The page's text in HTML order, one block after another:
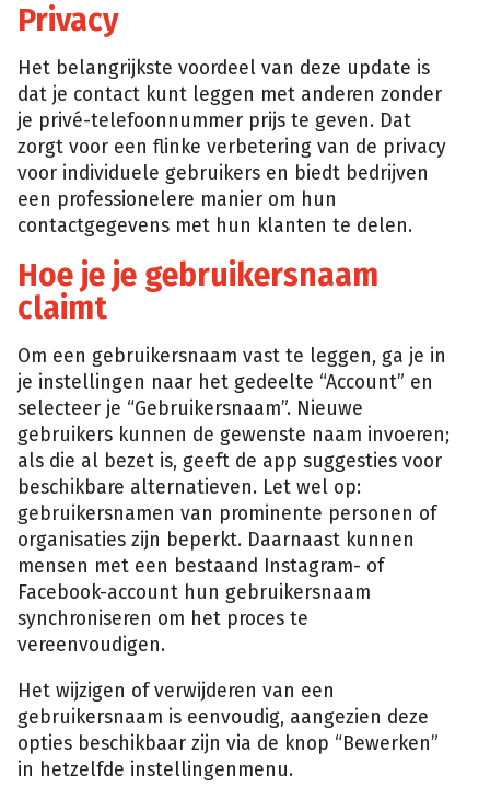
Privacy
Het belangrijkste voordeel van deze update is
dat je contact kunt leggen met anderen zonder
je privé-telefoonnummer prijs te geven. Dat
zorgt voor een flinke verbetering van de privacy
voor individuele gebruikers en biedt bedrijven
een professionelere manier om hun
contactgegevens met hun klanten te delen.
Hoe je je gebruikersnaam
claimt
Om een gebruikersnaam vast te leggen, ga je in
je instellingen naar het gedeelte “Account” en
selecteer je “Gebruikersnaam”. Nieuwe
gebruikers kunnen de gewenste naam invoeren;
als die al bezet is, geeft de app suggesties voor
beschikbare alternatieven. Let wel op:
gebruikersnamen van prominente personen of
organisaties zijn beperkt. Daarnaast kunnen
mensen met een bestaand Instagram- of
Facebook-account hun gebruikersnaam
synchroniseren om het proces te
vereenvoudigen.
Het wijzigen of verwijderen van een
gebruikersnaam is eenvoudig, aangezien deze
opties beschikbaar zijn via de knop “Bewerken”
in hetzelfde instellingenmenu.